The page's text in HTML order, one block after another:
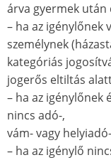
árva gyermek
– ha az igénylőnek
személynek
kategóriás
jogerős eltiltás
– ha az igénylőnek
nincs adó-,
vám- vagy
– ha az igénylő